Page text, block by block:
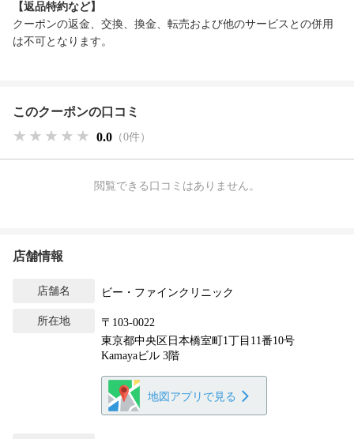
【返品特約など】
クーポンの返金、交換、換金、転売および他のサービスとの併用
は不可となります。
このクーポンの口コミ
★★★★★
★★★★★
★★★★★ 0.0 （0件）
閲覧できる口コミはありません。
店舗情報
店舗名 ビー・ファインクリニック
所在地
〒103-0022
東京都中央区日本橋室町1丁目11番10号
Kamayaビル 3階
地図アプリで見る